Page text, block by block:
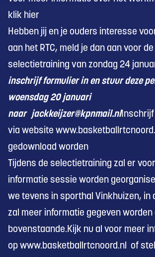
klik hier
Hebben jij en je ouders interesse
aan het RTC, meld je dan aan voor de
selectietraining van zondag 24
inschrijf formulier in en stuur deze
woensdag 20 januari
naar jackkeijzer@kpnmail.nlInschrijf
via website
gedownload worden
Tijdens de selectietraining zal er
informatie sessie worden
we tevens in sporthal Vinkhuizen, in
zal meer informatie gegeven worden
bovenstaande.Kijk nu al voor meer
op www.basketballrtcnoord.nl
of